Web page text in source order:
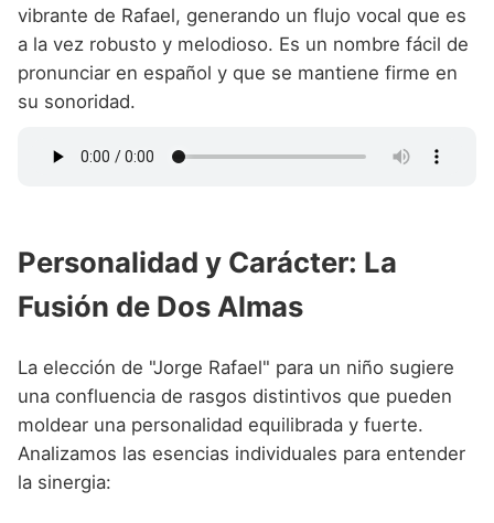
vibrante de Rafael, generando un flujo vocal que es
a la vez robusto y melodioso. Es un nombre fácil de
pronunciar en español y que se mantiene firme en
su sonoridad.
Personalidad y Carácter: La
Fusión de Dos Almas
La elección de "Jorge Rafael" para un niño sugiere
una confluencia de rasgos distintivos que pueden
moldear una personalidad equilibrada y fuerte.
Analizamos las esencias individuales para entender
la sinergia: